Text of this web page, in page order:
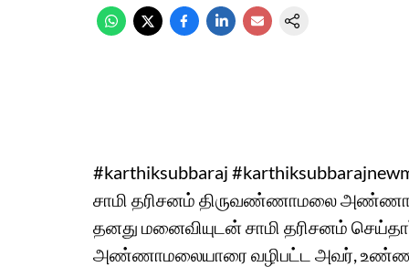
#karthiksubbaraj
சாமி தரிசனம் திருவண்ணாமலை
தனது மனைவியுடன் சாமி தரிசனம்
அண்ணாமலையாரை வழிபட்ட அவர்,